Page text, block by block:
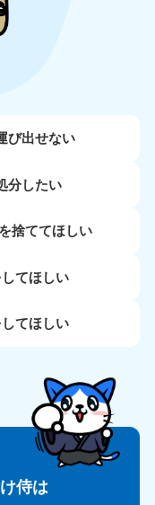
び出せない
分したい
捨ててほしい
てほしい
てほしい
侍は